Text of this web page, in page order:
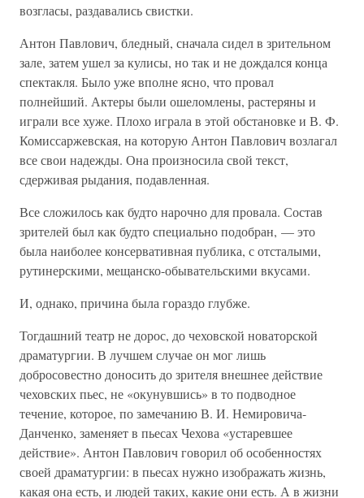
возгласы, раздавались свистки.
Антон Павлович, бледный, сначала сидел в зрительном
зале, затем ушел за кулисы, но так и не дождался конца
спектакля. Было уже вполне ясно, что провал
полнейший. Актеры были ошеломлены, растеряны и
играли все хуже. Плохо играла в этой обстановке и В. Ф.
Комиссаржевская, на которую Антон Павлович возлагал
все свои надежды. Она произносила свой текст,
сдерживая рыдания, подавленная.
Все сложилось как будто нарочно для провала. Состав
зрителей был как будто специально подобран, — это
была наиболее консервативная публика, с отсталыми,
рутинерскими, мещанско-обывательскими вкусами.
И, однако, причина была гораздо глубже.
Тогдашний театр не дорос, до чеховской новаторской
драматургии. В лучшем случае он мог лишь
добросовестно доносить до зрителя внешнее действие
чеховских пьес, не «окунувшись» в то подводное
течение, которое, по замечанию В. И. Немировича-
Данченко, заменяет в пьесах Чехова «устаревшее
действие». Антон Павлович говорил об особенностях
своей драматургии: в пьесах нужно изображать жизнь,
какая она есть, и людей таких, какие они есть. А в жизни